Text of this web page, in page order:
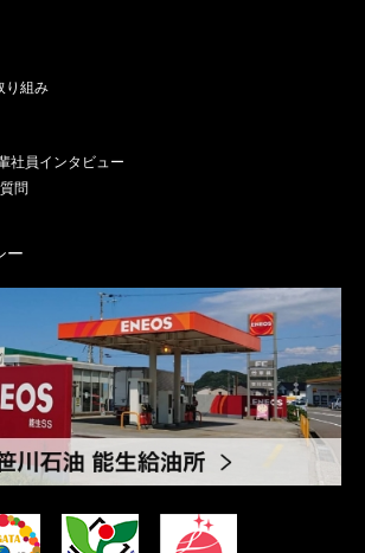
り組み
社員インタビュー
問
ー